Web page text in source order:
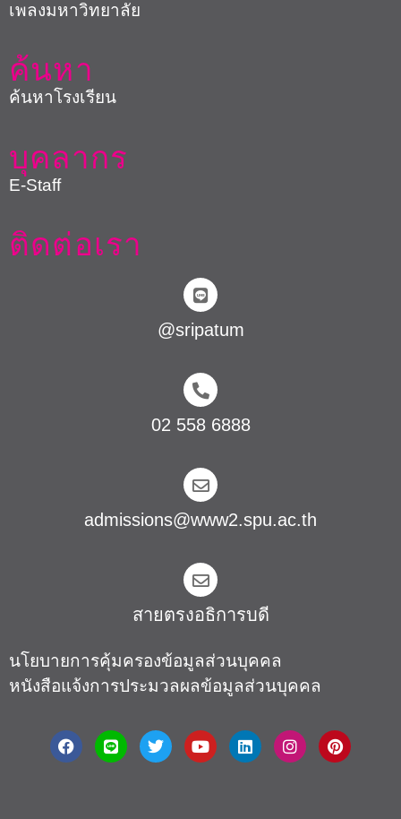
เพลงมหาวิทยาลัย
ค้นหา
ค้นหาโรงเรียน
บุคลากร
E-Staff
ติดต่อเรา
@sripatum
02 558 6888
admissions@www2.spu.ac.th
สายตรงอธิการบดี​
นโยบายการคุ้มครองข้อมูลส่วนบุคคล
หนังสือแจ้งการประมวลผลข้อมูลส่วนบุคคล